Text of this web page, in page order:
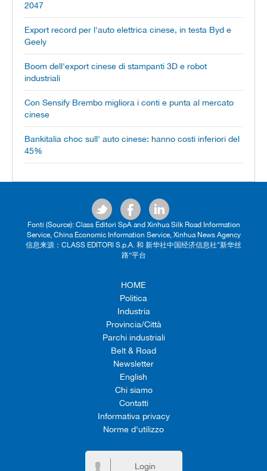
2047
Export record per l'auto elettrica cinese, in testa Byd e
Geely
Boom dell'export cinese di stampanti 3D e robot
industriali
Con Sensify Brembo migliora i conti e punta al mercato
cinese
Bankitalia choc sull' auto cinese: hanno costi inferiori del
45%
Fonti (Source): Class Editori SpA and Xinhua Silk Road Information
Service, China Economic Information Service, Xinhua News Agency
信息来源：CLASS EDITORI S.p.A. 和 新华社中国经济信息社“新华丝
路”平台
HOME
Politica
Industria
Provincia/Città
Parchi industriali
Belt & Road
Newsletter
English
Chi siamo
Contatti
Informativa privacy
Norme d'utilizzo
Login